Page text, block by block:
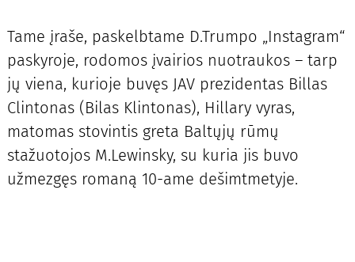
Tame įraše, paskelbtame D.Trumpo „Instagram“
paskyroje, rodomos įvairios nuotraukos – tarp
jų viena, kurioje buvęs JAV prezidentas Billas
Clintonas (Bilas Klintonas), Hillary vyras,
matomas stovintis greta Baltųjų rūmų
stažuotojos M.Lewinsky, su kuria jis buvo
užmezgęs romaną 10-ame dešimtmetyje.